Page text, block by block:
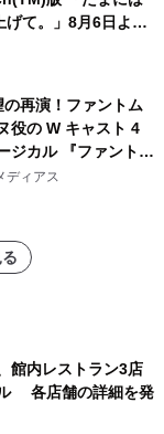
げて。」8月6日より
再演！ファントム
役の W キャスト 4
ジカル 『ファント
ディアス
館内レストラン3店
各店舗の詳細を発